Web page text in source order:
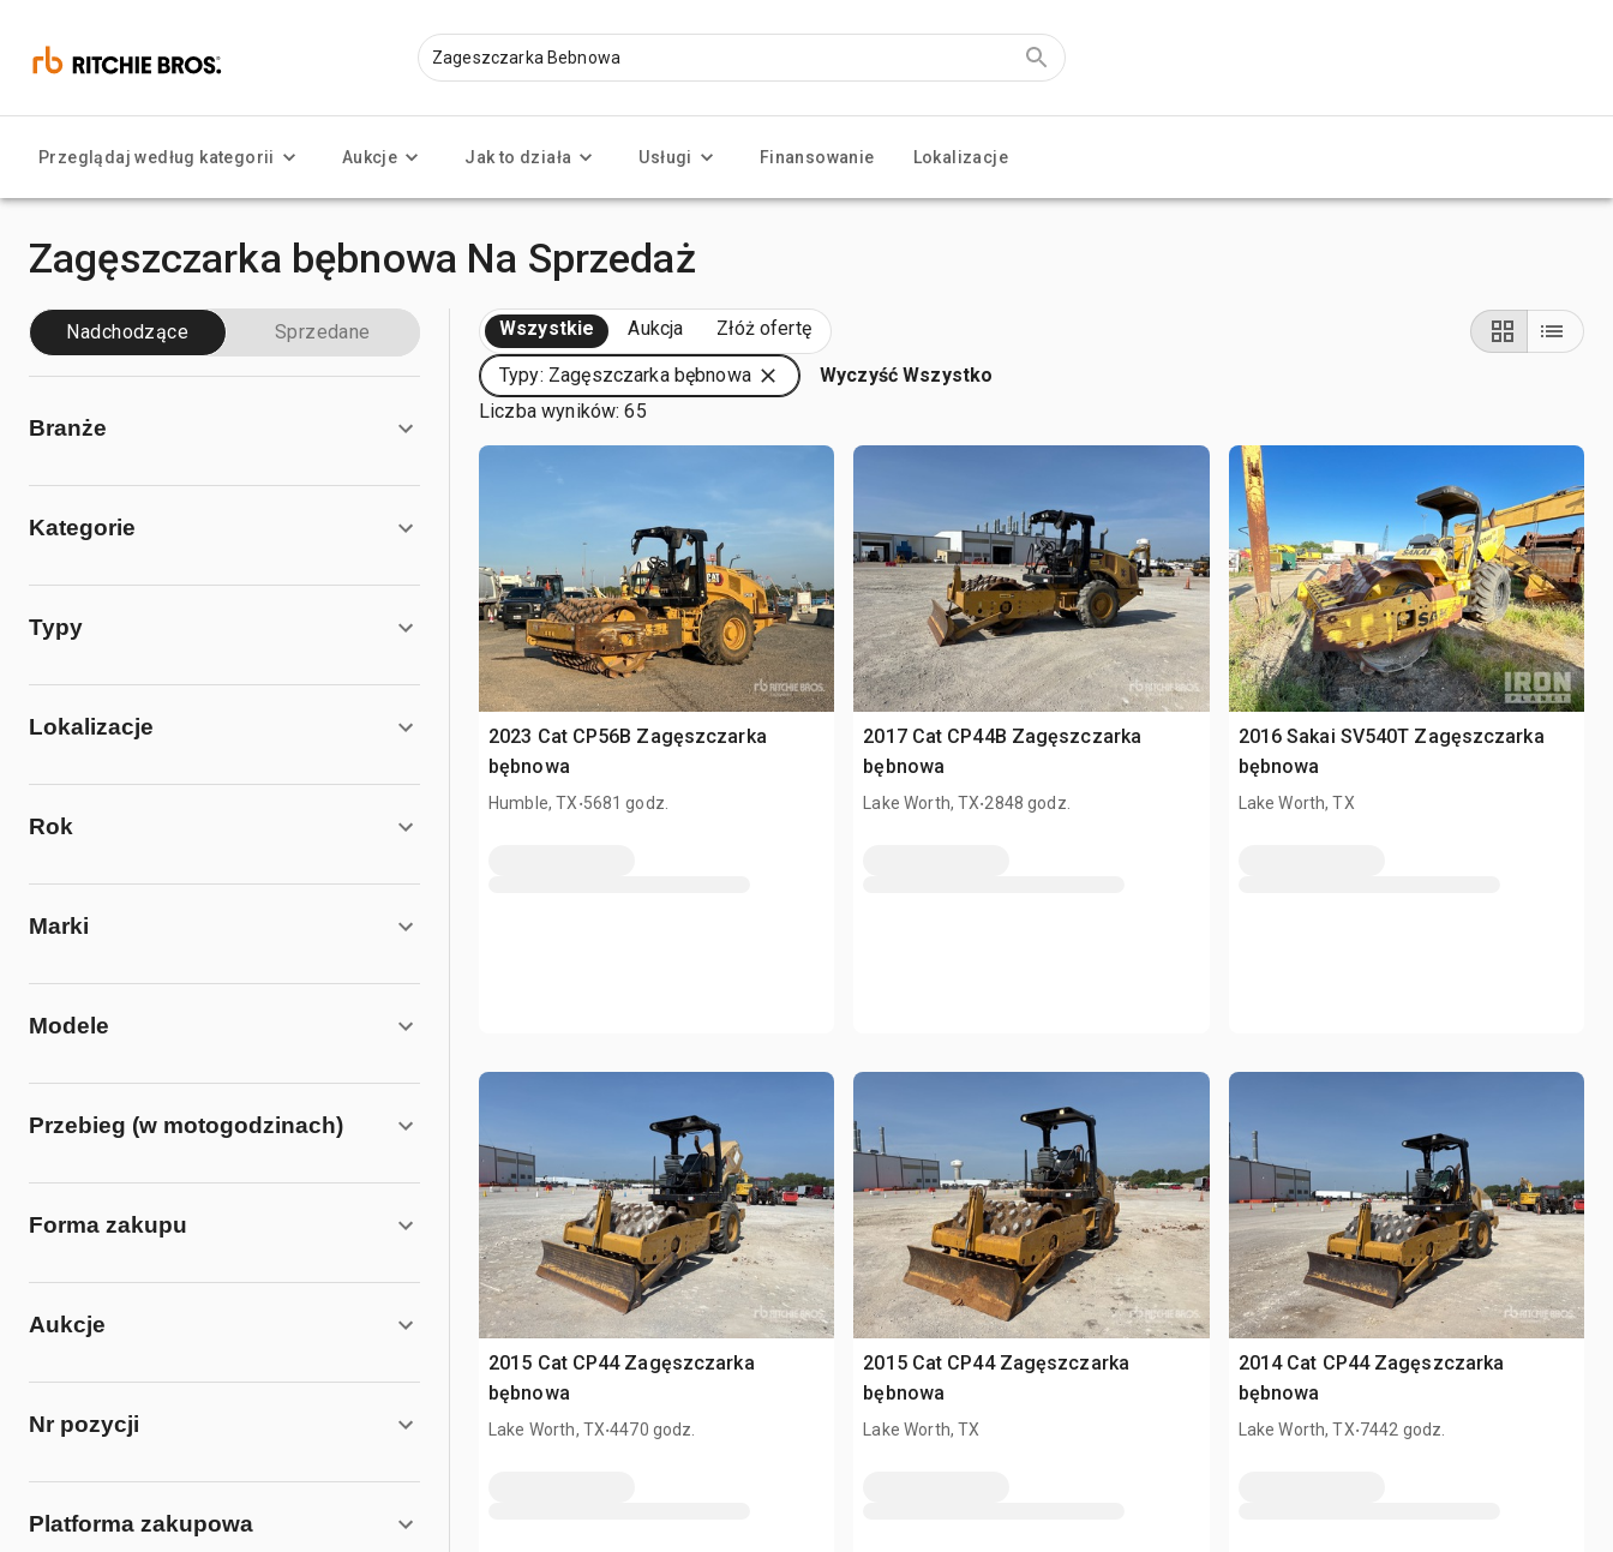
Przeglądaj według kategorii Aukcje Jak to działa Usługi Finansowanie Lokalizacje
Zagęszczarka bębnowa Na Sprzedaż
Nadchodzące Sprzedane
Branże
Kategorie
Typy
Lokalizacje
Rok
Marki
Modele
Przebieg (w motogodzinach)
Forma zakupu
Aukcje
Nr pozycji
Platforma zakupowa
Wszystkie Aukcja Złóż ofertę
Typy: Zagęszczarka bębnowa
Wyczyść Wszystko
Liczba wyników: 65
2023 Cat CP56B Zagęszczarka
bębnowa
Humble, TX.5681 godz.
2017 Cat CP44B Zagęszczarka
bębnowa
Lake Worth, TX.2848 godz.
2016 Sakai SV540T Zagęszczarka
bębnowa
Lake Worth, TX
2015 Cat CP44 Zagęszczarka
bębnowa
Lake Worth, TX.4470 godz.
2015 Cat CP44 Zagęszczarka
bębnowa
Lake Worth, TX
2014 Cat CP44 Zagęszczarka
bębnowa
Lake Worth, TX.7442 godz.